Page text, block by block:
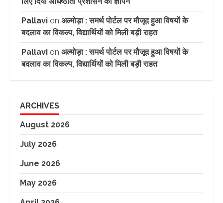
Pallavi on अल्मोड़ा : समर्थ पोर्टल पर मौजूद हुआ विषयों के
बदलाव का विकल्प, विद्यार्थियों को मिली बड़ी राहत
Pallavi on अल्मोड़ा : समर्थ पोर्टल पर मौजूद हुआ विषयों के
बदलाव का विकल्प, विद्यार्थियों को मिली बड़ी राहत
ARCHIVES
August 2026
July 2026
June 2026
May 2026